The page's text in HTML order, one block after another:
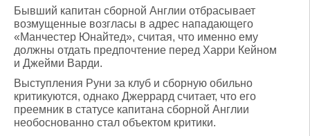
Бывший капитан сборной Англии отбрасывает
возмущенные возгласы в адрес нападающего
«Манчестер Юнайтед», считая, что именно ему
должны отдать предпочтение перед Харри Кейном
и Джейми Варди.
Выступления Руни за клуб и сборную обильно
критикуются, однако Джеррард считает, что его
преемник в статусе капитана сборной Англии
необоснованно стал объектом критики.